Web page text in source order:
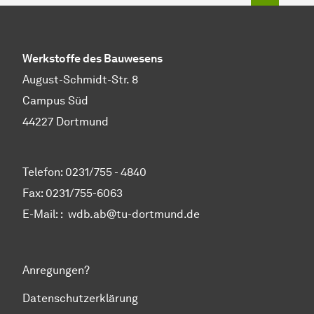
Werkstoffe des Bauwesens
August-Schmidt-Str. 8
Campus Süd
44227 Dortmund
Telefon: 0231/755 - 4840
Fax: 0231/755-6063
E-Mail: : wdb.ab@tu-dortmund.de
Anregungen?
Datenschutzerklärung